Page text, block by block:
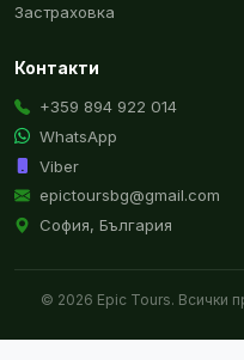
Застраховка
Контакти
+359 894 922 014
WhatsApp
Viber
epictoursbg@gmail.com
София, България
© 2026 Epic Tours. Всички